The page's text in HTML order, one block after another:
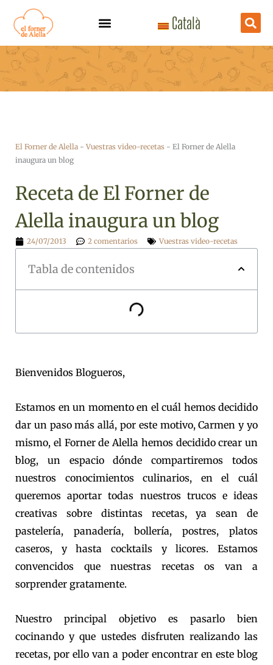
contenido
Català
El Forner de Alella - Vuestras video-recetas - El Forner de Alella
inaugura un blog
Receta de El Forner de
Alella inaugura un blog
24/07/2013 2 comentarios Vuestras video-recetas
Tabla de contenidos
Bienvenidos Blogueros,
Estamos en un momento en el cuál hemos decidido
dar un paso más allá, por este motivo, Carmen y yo
mismo, el Forner de Alella hemos decidido crear un
blog, un espacio dónde compartiremos todos
nuestros conocimientos culinarios, en el cuál
queremos aportar todas nuestros trucos e ideas
creativas sobre distintas recetas, ya sean de
pastelería, panadería, bollería, postres, platos
caseros, y hasta cocktails y licores. Estamos
convencidos que nuestras recetas os van a
sorprender gratamente.
Nuestro principal objetivo es pasarlo bien
cocinando y que ustedes disfruten realizando las
recetas, por ello van a poder encontrar en este blog